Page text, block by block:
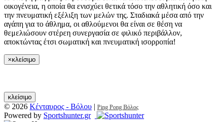
οικογένεια, η οποία θα ενισχύει θετικά τόσο την αθλητική όσο και
την πνευματική εξέλιξη των μελών της. Σταδιακά μέσα από την
αγάπη για το άθλημα, οι αθλούμενοι θα είναι σε θέση να
θεμελιώσουν στέρεη συνεργασία σε φιλικό περιβάλλον,
αποκτώντας έτσι σωματική και πνευματική ισορροπία!
×κλείσιμο
κλείσιμο
© 2026 Κένταυρος - Βόλου | Ping Pong Βόλος
Powered by Sportshunter.gr